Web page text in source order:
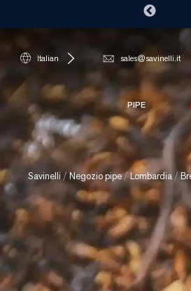
Italian sales@savinelli.it
PIPE
Savinelli / Negozio pipe/Lombardia /